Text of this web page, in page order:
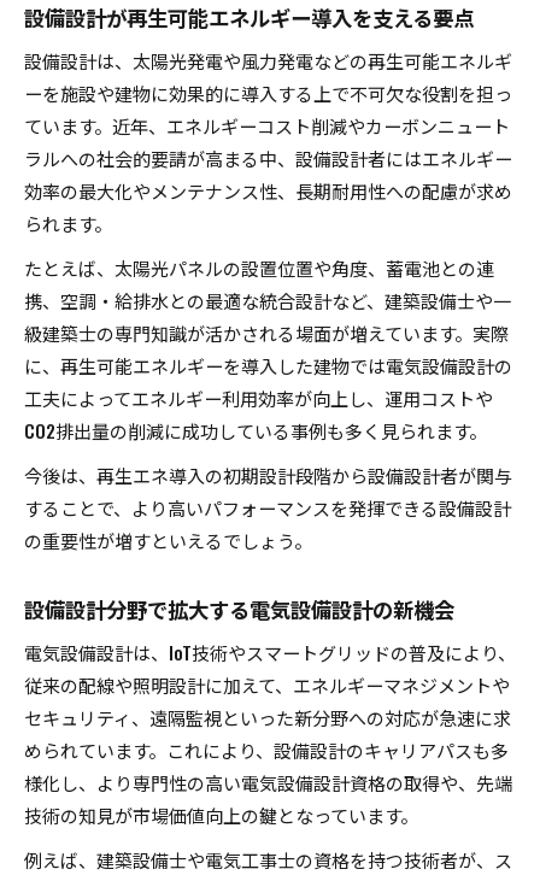
設備設計が再生可能エネルギー導入を支える要点
設備設計は、太陽光発電や風力発電などの再生可能エネルギ
ーを施設や建物に効果的に導入する上で不可欠な役割を担っ
ています。近年、エネルギーコスト削減やカーボンニュート
ラルへの社会的要請が高まる中、設備設計者にはエネルギー
効率の最大化やメンテナンス性、長期耐用性への配慮が求め
られます。
たとえば、太陽光パネルの設置位置や角度、蓄電池との連
携、空調・給排水との最適な統合設計など、建築設備士や一
級建築士の専門知識が活かされる場面が増えています。実際
に、再生可能エネルギーを導入した建物では電気設備設計の
工夫によってエネルギー利用効率が向上し、運用コストや
CO2排出量の削減に成功している事例も多く見られます。
今後は、再生エネ導入の初期設計段階から設備設計者が関与
することで、より高いパフォーマンスを発揮できる設備設計
の重要性が増すといえるでしょう。
設備設計分野で拡大する電気設備設計の新機会
電気設備設計は、IoT技術やスマートグリッドの普及により、
従来の配線や照明設計に加えて、エネルギーマネジメントや
セキュリティ、遠隔監視といった新分野への対応が急速に求
められています。これにより、設備設計のキャリアパスも多
様化し、より専門性の高い電気設備設計資格の取得や、先端
技術の知見が市場価値向上の鍵となっています。
例えば、建築設備士や電気工事士の資格を持つ技術者が、ス